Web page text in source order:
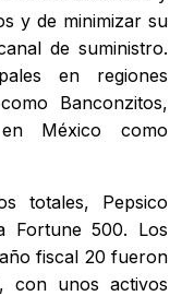
y de minimizar su
de suministro.
en regiones
Banconzitos,
México como
totales, Pepsico
Fortune 500. Los
fiscal 20 fueron
con unos activos